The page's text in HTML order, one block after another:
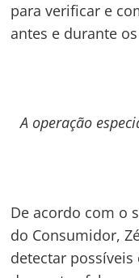
para verificar e
antes e durante
A operação
De acordo com o
do Consumidor,
detectar